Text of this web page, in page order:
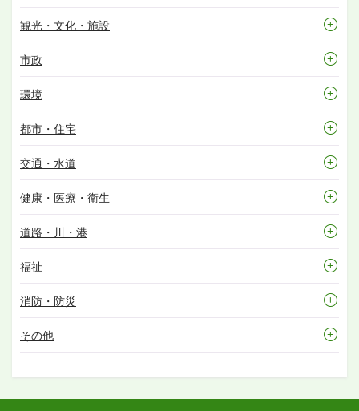
観光・文化・施設
市政
環境
都市・住宅
交通・水道
健康・医療・衛生
道路・川・港
福祉
消防・防災
その他